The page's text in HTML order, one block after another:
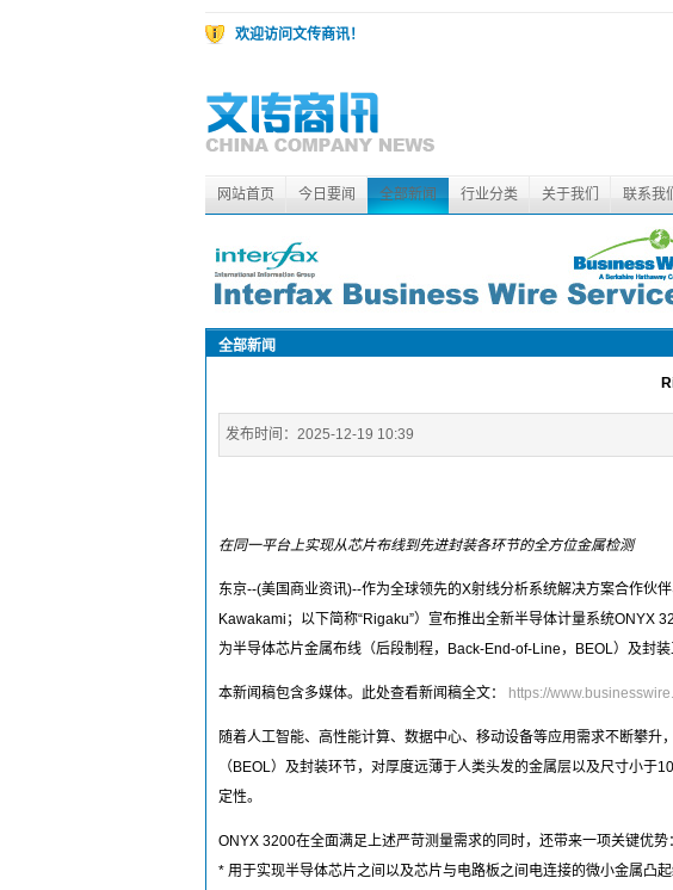
欢迎访问文传商讯！
网站首页 今日要闻 全部新闻 行业分类 关于我们 联系我们
全部新闻
发布时间： 2025-12-19 10:39
在同一平台上实现从芯片布线到先进封装各环节的全方位金属检测
东京--(美国商业资讯)--作为全球领先的X射线分析系统解决方案合作
Kawakami；以下简称“Rigaku”）宣布推出全新半导体计量系统ONYX
为半导体芯片金属布线（后段制程，Back-End-of-Line，BEOL）及封
本新闻稿包含多媒体。此处查看新闻稿全文： https://
随着人工智能、高性能计算、数据中心、移动设备等应用需求不断攀
（BEOL）及封装环节，对厚度远薄于人类头发的金属层以及尺寸小
定性。
ONYX 3200在全面满足上述严苛测量需求的同时，还带来一项关键优
* 用于实现半导体芯片之间以及芯片与电路板之间电连接的微小金属凸